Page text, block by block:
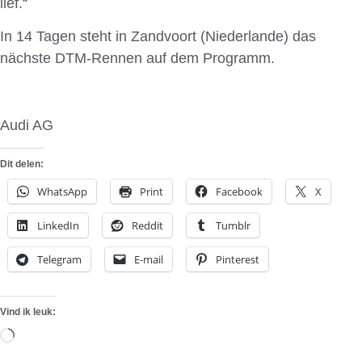
In 14 Tagen steht in Zandvoort (Niederlande) das
nächste DTM-Rennen auf dem Programm.
Audi AG
Dit delen:
WhatsApp Print Facebook X
LinkedIn Reddit Tumblr
Telegram E-mail Pinterest
Vind ik leuk:
Aan